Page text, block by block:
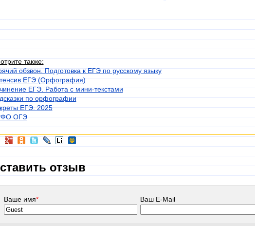
также:
обзвон. Подготовка к ЕГЭ по русскому языку
ЕГЭ (Орфография)
ЕГЭ. Работа с мини-текстами
по орфографии
ЕГЭ. 2025
ОГЭ
отзыв
Ваше имя* Ваш E-Mail